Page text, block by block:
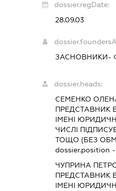
dossier.regDate:
28.09.03
ЗАСНОВНИКИ-
dossier.heads:
СЕМЕНКО
ПРЕДСТАВНИК
ІМЕНІ
ЧИСЛІ
ТОЩО (БЕЗ
dossier.position -
ЧУПРИНА
ПРЕДСТАВНИК
ІМЕНІ